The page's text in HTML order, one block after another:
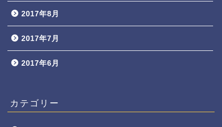
2017年8月
2017年7月
2017年6月
カテゴリー